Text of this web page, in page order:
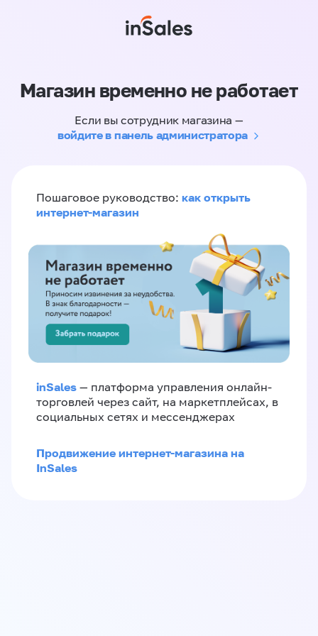
Магазин временно не работает
Если вы сотрудник магазина —
войдите в панель администратора
Пошаговое руководство: как открыть
интернет-магазин
inSales — платформа управления онлайн-
торговлей через сайт, на маркетплейсах, в
социальных сетях и мессенджерах
Продвижение интернет-магазина на
InSales